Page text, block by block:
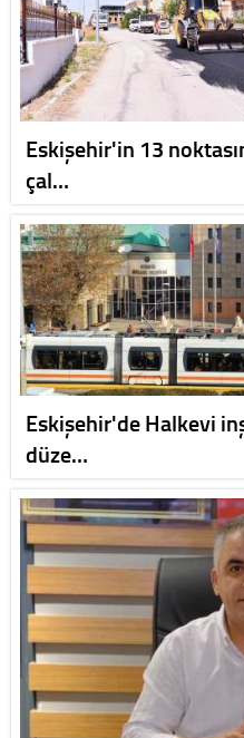
Eskişehir'in 13
çal…
Eskişehir'de Halkevi
düze…